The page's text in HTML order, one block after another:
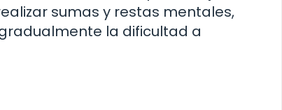
sumas y restas mentales,
la dificultad a